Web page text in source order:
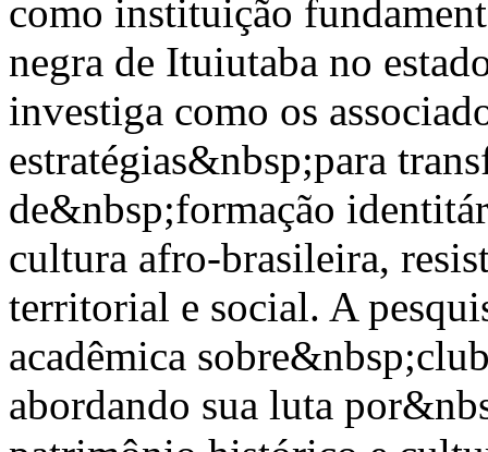
como instituição
negra de Ituiutaba no
investiga como os
estratégias&nbsp;para
de&nbsp;formação
cultura afro-brasileira,
territorial e social. A
acadêmica
abordando sua luta